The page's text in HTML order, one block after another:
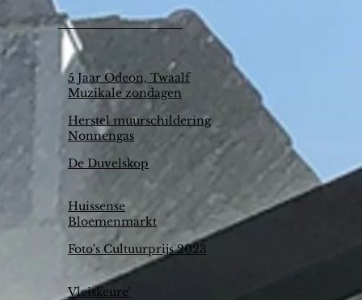
5 Jaar Odeon, Twaalf
Muzikale zondagen
geven een impuls
Herstel muurschildering
Nonnengas
De Duvelskop
Huissense
Bloemenmarkt
Foto's Cultuurprijs 2023
Vleiskeure'